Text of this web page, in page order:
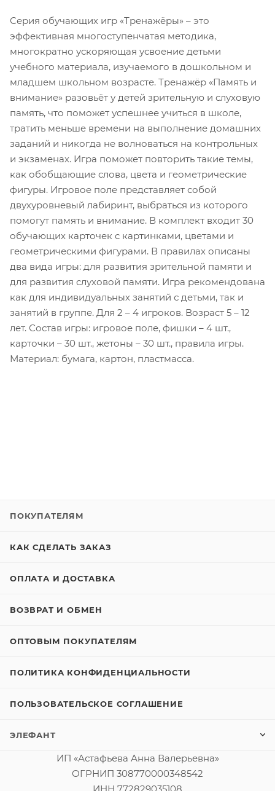
Серия обучающих игр «Тренажёры» – это
эффективная многоступенчатая методика,
многократно ускоряющая усвоение детьми
учебного материала, изучаемого в дошкольном и
младшем школьном возрасте. Тренажёр «Память и
внимание» разовьёт у детей зрительную и слуховую
память, что поможет успешнее учиться в школе,
тратить меньше времени на выполнение домашних
заданий и никогда не волноваться на контрольных
и экзаменах. Игра поможет повторить такие темы,
как обобщающие слова, цвета и геометрические
фигуры. Игровое поле представляет собой
двухуровневый лабиринт, выбраться из которого
помогут память и внимание. В комплект входит 30
обучающих карточек с картинками, цветами и
геометрическими фигурами. В правилах описаны
два вида игры: для развития зрительной памяти и
для развития слуховой памяти. Игра рекомендована
как для индивидуальных занятий с детьми, так и
занятий в группе. Для 2 – 4 игроков. Возраст 5 – 12
лет. Состав игры: игровое поле, фишки – 4 шт.,
карточки – 30 шт., жетоны – 30 шт., правила игры.
Материал: бумага, картон, пластмасса.
ПОКУПАТЕЛЯМ
КАК СДЕЛАТЬ ЗАКАЗ
ОПЛАТА И ДОСТАВКА
ВОЗВРАТ И ОБМЕН
ОПТОВЫМ ПОКУПАТЕЛЯМ
ПОЛИТИКА КОНФИДЕНЦИАЛЬНОСТИ
ПОЛЬЗОВАТЕЛЬСКОЕ СОГЛАШЕНИЕ
ЭЛЕФАНТ
ИП «Астафьева Анна Валерьевна»
ОГРНИП 308770000348542